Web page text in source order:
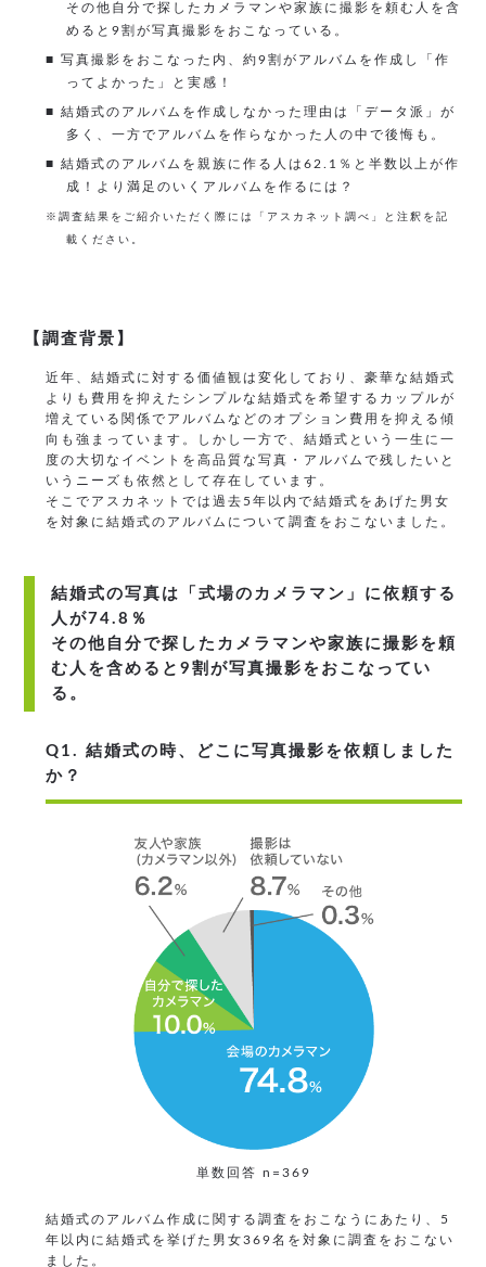
その他自分で探したカメラマンや家族に撮影を頼む人を含
めると9割が写真撮影をおこなっている。
■ 写真撮影をおこなった内、約9割がアルバムを作成し「作
ってよかった」と実感！
■ 結婚式のアルバムを作成しなかった理由は「データ派」が
多く、一方でアルバムを作らなかった人の中で後悔も。
■ 結婚式のアルバムを親族に作る人は62.1％と半数以上が作
成！より満足のいくアルバムを作るには？
※調査結果をご紹介いただく際には「アスカネット調べ」と注釈を記
載ください。
【調査背景】
近年、結婚式に対する価値観は変化しており、豪華な結婚式
よりも費用を抑えたシンプルな結婚式を希望するカップルが
増えている関係でアルバムなどのオプション費用を抑える傾
向も強まっています。しかし一方で、結婚式という一生に一
度の大切なイベントを高品質な写真・アルバムで残したいと
いうニーズも依然として存在しています。
そこでアスカネットでは過去5年以内で結婚式をあげた男女
を対象に結婚式のアルバムについて調査をおこないました。
結婚式の写真は「式場のカメラマン」に依頼する
人が74.8％
その他自分で探したカメラマンや家族に撮影を頼
む人を含めると9割が写真撮影をおこなってい
る。
Q1. 結婚式の時、どこに写真撮影を依頼しました
か？
単数回答 n=369
結婚式のアルバム作成に関する調査をおこなうにあたり、5
年以内に結婚式を挙げた男女369名を対象に調査をおこない
ました。